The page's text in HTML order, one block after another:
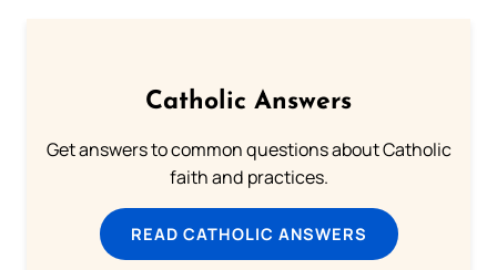
Catholic Answers
Get answers to common questions about Catholic
faith and practices.
READ CATHOLIC ANSWERS